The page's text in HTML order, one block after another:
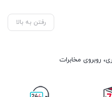
رفتن به بالا
روبروی مخابرات